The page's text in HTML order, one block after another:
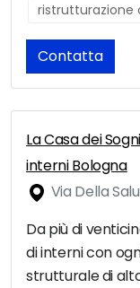
ristrutturazione
Contatta
La Casa dei
interni Bologna
Via Della
Da più di
di interni con
strutturale di